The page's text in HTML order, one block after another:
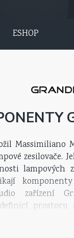
ESHOP
lampových
zařízení
referenční